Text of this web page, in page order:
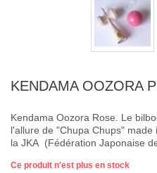
KENDAMA OOZORA
Kendama Oozora Rose. Le
l'allure de "Chupa Chups"
la JKA (Fédération Japonaise
Ce produit n'est plus en stock